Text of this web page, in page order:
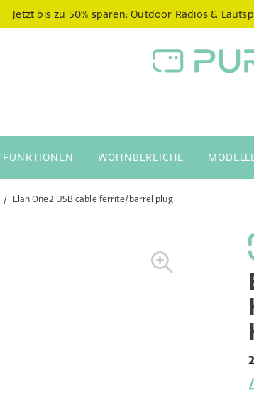
Jetzt bis zu 50% sparen: Outdoor Radios &
FUNKTIONEN WOHNBEREICHE
Elan One2 USB cable ferrite/barrel plug